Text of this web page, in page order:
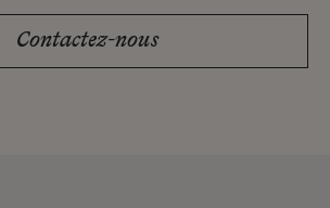
Contactez-nous